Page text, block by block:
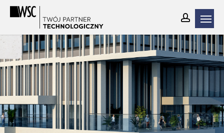
Skip
main
content